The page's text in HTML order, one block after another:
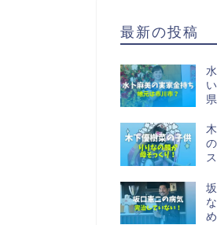
最新の投稿
め